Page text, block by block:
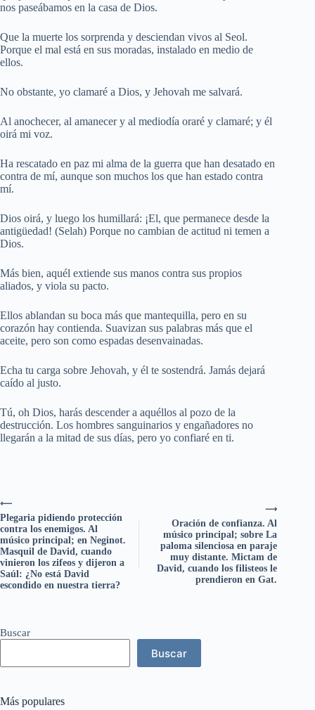
nos paseábamos en la casa de Dios.
Que la muerte los sorprenda y desciendan vivos al Seol.
Porque el mal está en sus moradas, instalado en medio de
ellos.
No obstante, yo clamaré a Dios, y Jehovah me salvará.
Al anochecer, al amanecer y al mediodía oraré y clamaré; y él
oirá mi voz.
Ha rescatado en paz mi alma de la guerra que han desatado en
contra de mí, aunque son muchos los que han estado contra
mí.
Dios oirá, y luego los humillará: ¡El, que permanece desde la
antigüedad! (Selah) Porque no cambian de actitud ni temen a
Dios.
Más bien, aquél extiende sus manos contra sus propios
aliados, y viola su pacto.
Ellos ablandan su boca más que mantequilla, pero en su
corazón hay contienda. Suavizan sus palabras más que el
aceite, pero son como espadas desenvainadas.
Echa tu carga sobre Jehovah, y él te sostendrá. Jamás dejará
caído al justo.
Tú, oh Dios, harás descender a aquéllos al pozo de la
destrucción. Los hombres sanguinarios y engañadores no
llegarán a la mitad de sus días, pero yo confiaré en ti.
⟶
Oración de confianza. Al
músico principal; sobre La
paloma silenciosa en paraje
muy distante. Mictam de
David, cuando los filisteos le
prendieron en Gat.
⟵
Plegaria pidiendo protección
contra los enemigos. Al
músico principal; en Neginot.
Masquil de David, cuando
vinieron los zifeos y dijeron a
Saúl: ¿No está David
escondido en nuestra tierra?
Buscar
Buscar
Más populares